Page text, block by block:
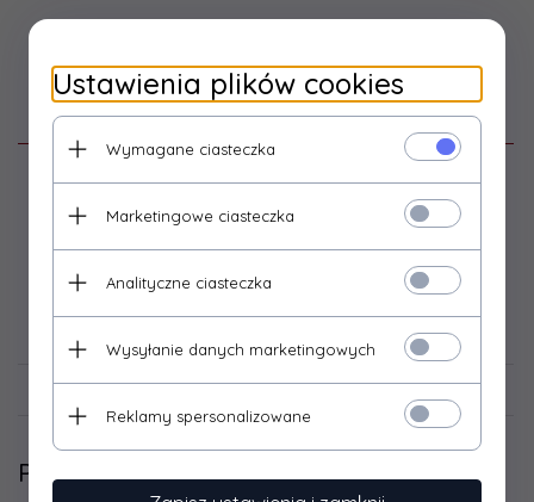
Opis produktu
Mirror R14, Versu Gold, Versu Silver poprzez sterownik Zato
Dane techniczne
Opinie Klientów
Polecamy
Ustawienia plików cookies
Wymagane ciasteczka
Marketingowe ciasteczka
Analityczne ciasteczka
Wysyłanie danych marketingowych
Reklamy spersonalizowane